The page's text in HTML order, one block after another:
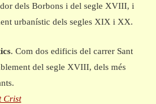
dels Borbons i del segle XVIII, i
urbanístic dels segles XIX i XX.
. Com dos edificis del carrer Sant
del segle XVIII, dels més
Crist